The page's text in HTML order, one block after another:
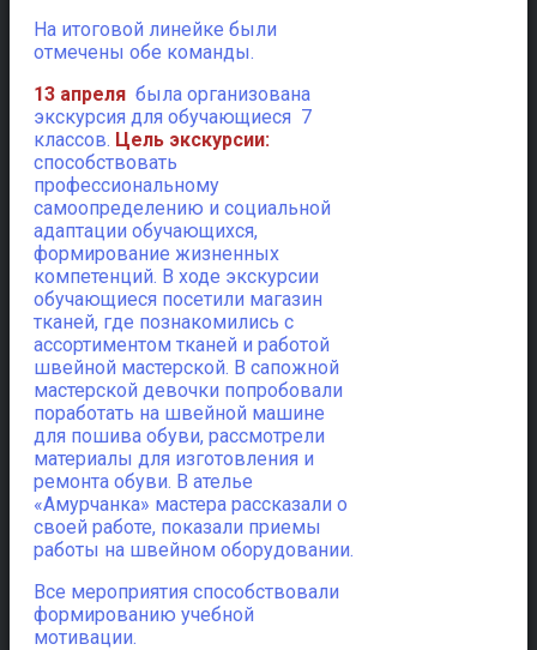
На итоговой линейке были
отмечены обе команды.
13 апреля была организована
экскурсия для обучающиеся 7
классов. Цель экскурсии:
способствовать
профессиональному
самоопределению и социальной
адаптации обучающихся,
формирование жизненных
компетенций. В ходе экскурсии
обучающиеся посетили магазин
тканей, где познакомились с
ассортиментом тканей и работой
швейной мастерской. В сапожной
мастерской девочки попробовали
поработать на швейной машине
для пошива обуви, рассмотрели
материалы для изготовления и
ремонта обуви. В ателье
«Амурчанка» мастера рассказали о
своей работе, показали приемы
работы на швейном оборудовании.
Все мероприятия способствовали
формированию учебной
мотивации.